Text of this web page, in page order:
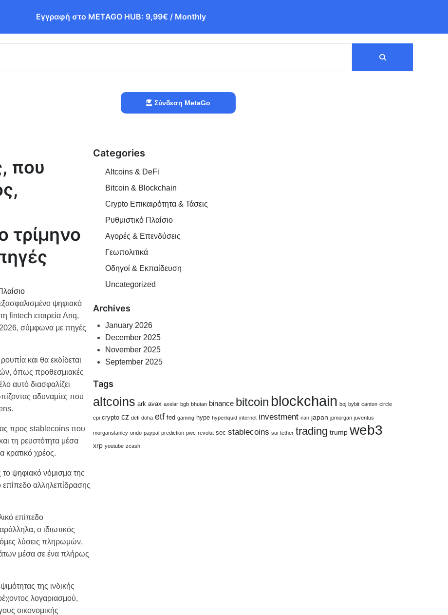
Εγγραφή στο METAGO HUB: 9,99€ / Monthly
Σύνδεση MetaGo
που
τρίμηνο
ψηφιακό
fintech εταιρεία Anq,
2026, σύμφωνα με πηγές
και θα εκδίδεται
όπως προθεσμιακές
αυτό διασφαλίζει
αδυναμίες που
προς stablecoins που
τη ρευστότητα μέσα
κρατικό χρέος.
ψηφιακό νόμισμα της
επίπεδο αλληλεπίδρασης
επίπεδο
ο ιδιωτικός
λύσεις πληρωμών,
μέσα σε ένα πλήρως
της ινδικής
λογαριασμού,
οικονομικής
Categories
Altcoins & DeFi
Bitcoin & Blockchain
Crypto Επικαιρότητα & Τάσεις
Ρυθμιστικό Πλαίσιο
Αγορές & Επενδύσεις
Γεωπολιτικά
Οδηγοί & Εκπαίδευση
Uncategorized
Archives
January 2026
December 2025
November 2025
September 2025
Tags
altcoins ark avax axelar bgb bhutan binance bitcoin blockchain boj bybit canton circle
cpi crypto cz defi doha etf fed gaming hype hyperliquid internet investment iran japan jpmorgan juventus
morganstanley ondo paypal prediction pwc revolut sec stablecoins sui tether trading trump web3
xrp youtube zcash